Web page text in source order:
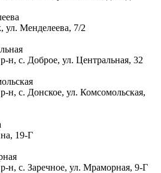
ул. Менделеева, 7/2
н, с. Доброе, ул. Центральная, 32
н, с. Донское, ул. Комсомольская,
19-Г
н, с. Заречное, ул. Мраморная, 9-Г